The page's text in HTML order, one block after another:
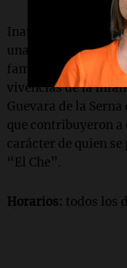
Inaugurada como
una de las viviendas
familia del
vivencias de la
Guevara de la
que contribuyeron
carácter de quien
“El Che”.
Horarios: todos los